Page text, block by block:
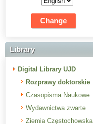
Library
Digital Library UJD
Rozprawy doktorskie
Czasopisma Naukowe
Wydawnictwa zwarte
Ziemia Częstochowska